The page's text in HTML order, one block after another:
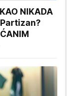
NIKADA